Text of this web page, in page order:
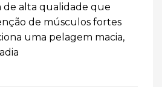
de alta qualidade que
de músculos fortes
uma pelagem macia,